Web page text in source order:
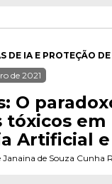
DE IA E PROTEÇÃO
de 2021
O
em
Artificial e
Janaina de Souza Cunha